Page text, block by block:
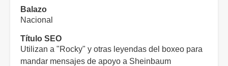
Balazo
Nacional
Título SEO
Utilizan a "Rocky" y otras leyendas del boxeo para
mandar mensajes de apoyo a Sheinbaum